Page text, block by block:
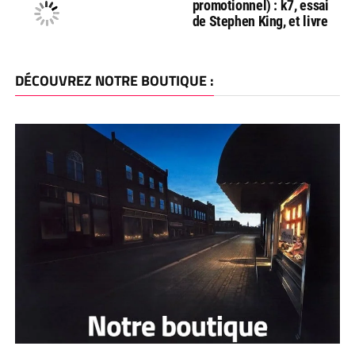
promotionnel) : k7, essai
de Stephen King, et livre
DÉCOUVREZ NOTRE BOUTIQUE :